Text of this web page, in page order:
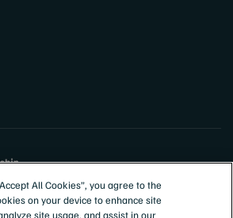
All Cookies”, you agree to the
on your device to enhance site
site usage, and assist in our